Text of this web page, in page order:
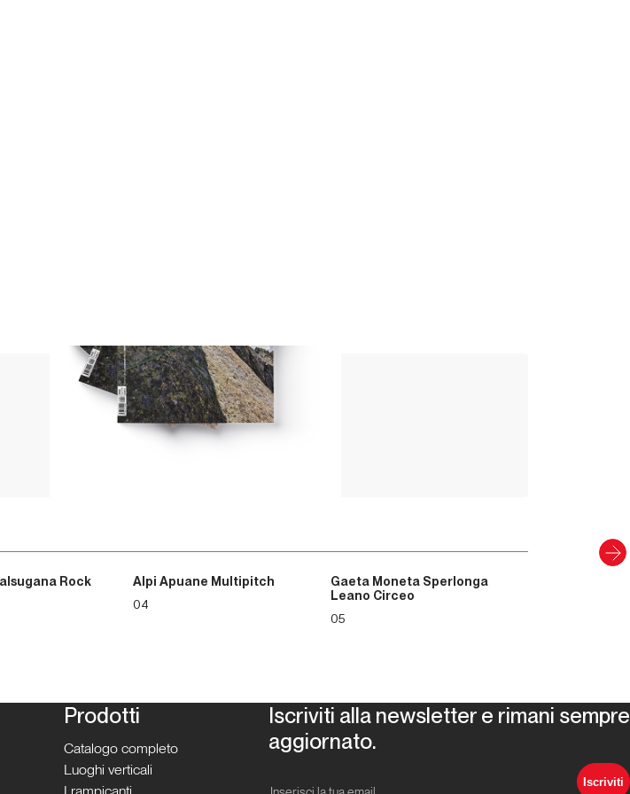
Rock
Alpi Apuane Multipitch
04
Gaeta Moneta Sperlonga
Leano Circeo
05
Prodotti
Catalogo completo
Luoghi verticali
Iscriviti alla newsletter e rimani sempre
aggiornato.
Iscriviti